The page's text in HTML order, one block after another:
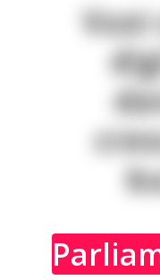
Vuoi
dig
da
cres
b